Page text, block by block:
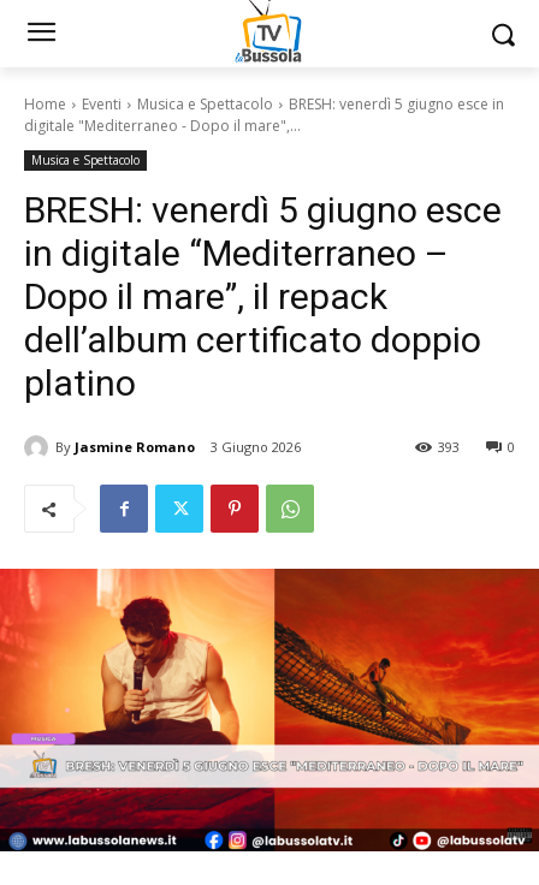
Home Eventi Musica e Spettacolo
BRESH: venerdì 5 giugno esce in
digitale "Mediterraneo - Dopo il mare",...
Musica e Spettacolo
BRESH: venerdì 5 giugno esce
in digitale “Mediterraneo –
Dopo il mare”, il repack
dell’album certificato doppio
platino
By Jasmine Romano 3 Giugno 2026 0
393